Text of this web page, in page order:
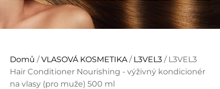
Domů /VLASOVÁ KOSMETIKA / L3VEL3 / L3VEL3
Hair Conditioner Nourishing - výživný kondicionér
na vlasy (pro muže) 500 ml